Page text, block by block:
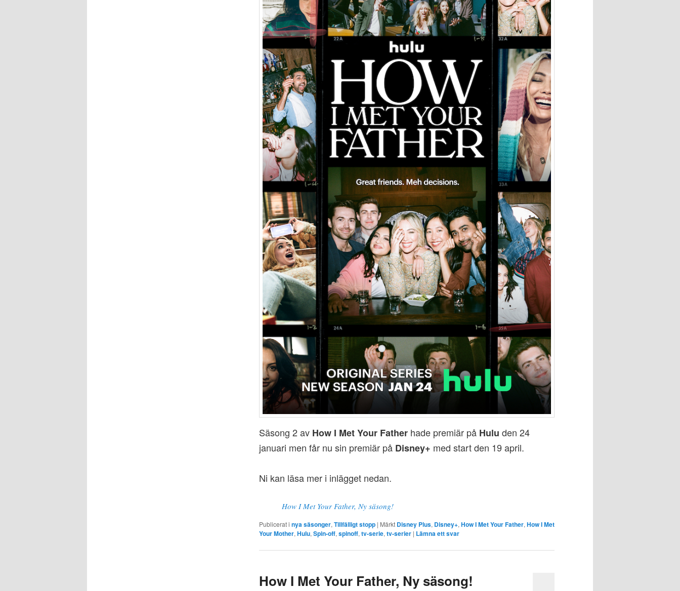
Säsong 2 av How I Met Your Father hade premiär på Hulu den 24
januari men får nu sin premiär på Disney+ med start den 19 april.
Ni kan läsa mer i inlägget nedan.
How I Met Your Father, Ny säsong!
Publicerat i nya säsonger, Tillfälligt stopp | Märkt Disney Plus, Disney+, How I Met Your Father, How I Met
Your Mother, Hulu, Spin-off, spinoff, tv-serie, tv-serier | Lämna ett svar
How I Met Your Father, Ny säsong!